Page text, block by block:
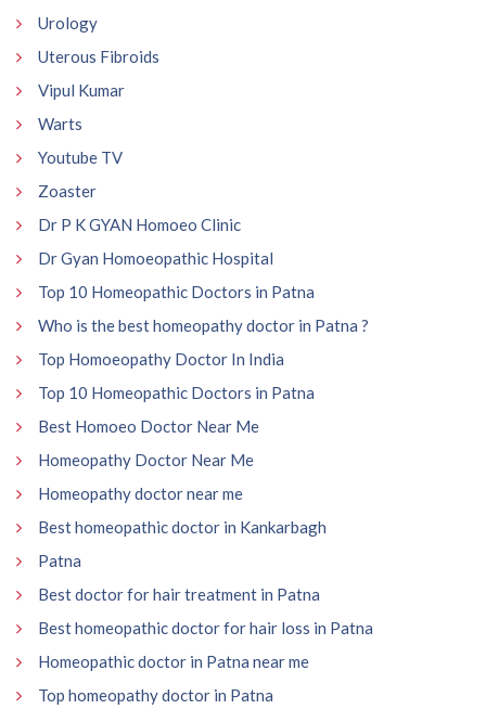
Urology
Uterous Fibroids
Vipul Kumar
Warts
Youtube TV
Zoaster
Dr P K GYAN Homoeo Clinic
Dr Gyan Homoeopathic Hospital
Top 10 Homeopathic Doctors in Patna
Who is the best homeopathy doctor in Patna ?
Top Homoeopathy Doctor In India
Top 10 Homeopathic Doctors in Patna
Best Homoeo Doctor Near Me
Homeopathy Doctor Near Me
Homeopathy doctor near me
Best homeopathic doctor in Kankarbagh
Patna
Best doctor for hair treatment in Patna
Best homeopathic doctor for hair loss in Patna
Homeopathic doctor in Patna near me
Top homeopathy doctor in Patna